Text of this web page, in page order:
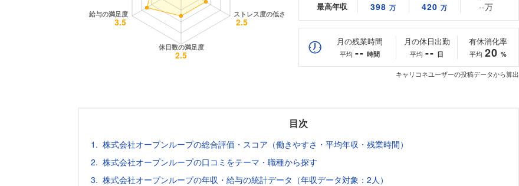
最高年収
398 万
420 万
--万
月の残業時間
平均 -- 時間
月の休日出勤
平均 -- 日
有休消化率
平均 20 %
キャリコネユーザーの投稿データから算出
目次
株式会社オープンループの総合評価・スコア（働きやすさ・平均年収・残業時間）
株式会社オープンループの口コミをテーマ・職種から探す
株式会社オープンループの年収・給与の統計データ（年収データ対象：2人）